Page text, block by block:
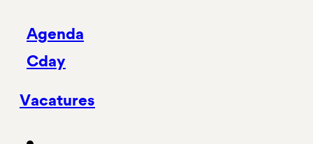
Agenda
Cday
Vacatures